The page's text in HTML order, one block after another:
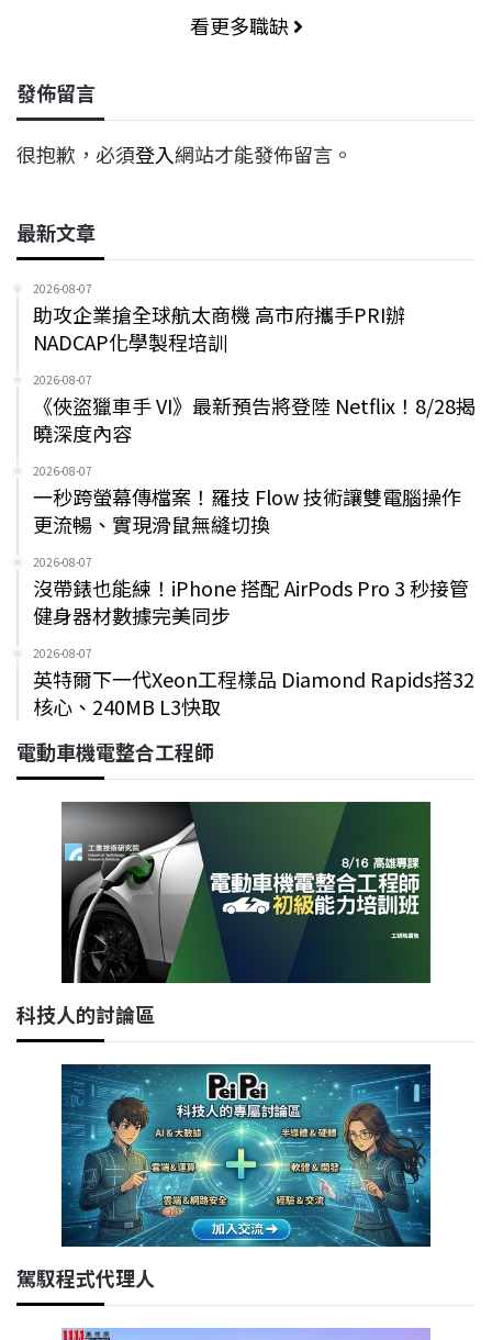
看更多職缺
發佈留言
很抱歉，必須登入網站才能發佈留言。
最新文章
2026-08-07
助攻企業搶全球航太商機 高市府攜手PRI辦
NADCAP化學製程培訓
2026-08-07
《俠盜獵車手 VI》最新預告將登陸 Netflix！8/28揭
曉深度內容
2026-08-07
一秒跨螢幕傳檔案！羅技 Flow 技術讓雙電腦操作
更流暢、實現滑鼠無縫切換
2026-08-07
沒帶錶也能練！iPhone 搭配 AirPods Pro 3 秒接管
健身器材數據完美同步
2026-08-07
英特爾下一代Xeon工程樣品 Diamond Rapids搭32
核心、240MB L3快取
電動車機電整合工程師
科技人的討論區
駕馭程式代理人